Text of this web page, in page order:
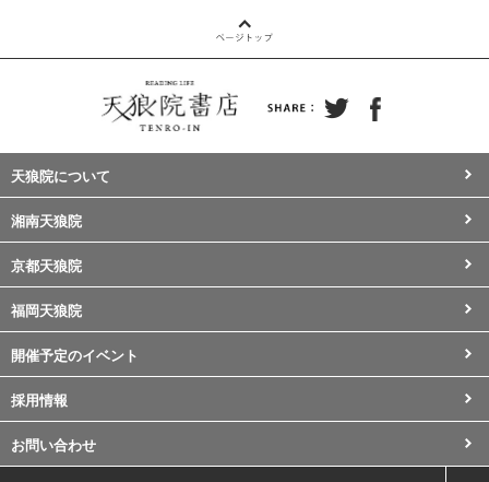
天狼院について
湘南天狼院
京都天狼院
福岡天狼院
開催予定のイベント
採用情報
お問い合わせ